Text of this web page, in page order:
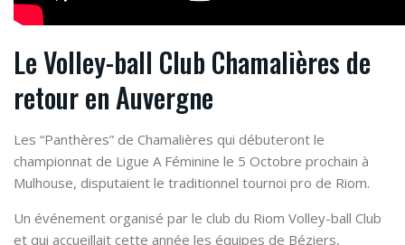
Le Volley-ball Club Chamalières de
retour en Auvergne
Les “Panthères” de Chamalières qui débuteront le
championnat de Ligue A Féminine le 5 Octobre prochain à
Mulhouse, disputaient le traditionnel tournoi pro de Riom.
Un événement organisé par le club du Riom Volley-ball Club
et qui accueillait cette année les équipes de Béziers,